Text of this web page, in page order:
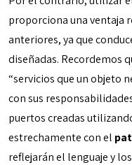
proporciona una ventaja
anteriores, ya que
diseñadas. Recordemos
“servicios que un objeto
con sus
puertos creadas
estrechamente con el
reflejarán el lenguaje y